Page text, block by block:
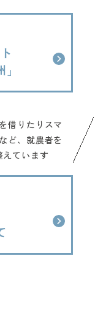
借りたりスマ
ど、 就農者を
ています